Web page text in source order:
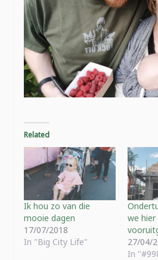
Related
Ik hou zo van die
mooie dagen
17/07/2018
In "Big City Life"
we hier
27/04/
In